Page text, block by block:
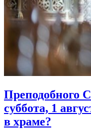
Преподобного
суббота, 1
в храме?